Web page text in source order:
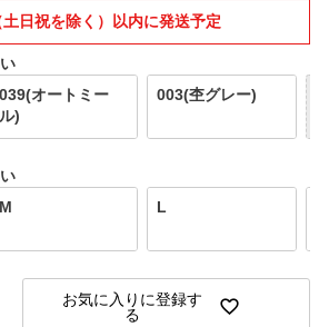
日祝を除く）以内に発送予定
039(オートミー
ル)
003(杢グレー)
M L
お気に入りに登録す
る